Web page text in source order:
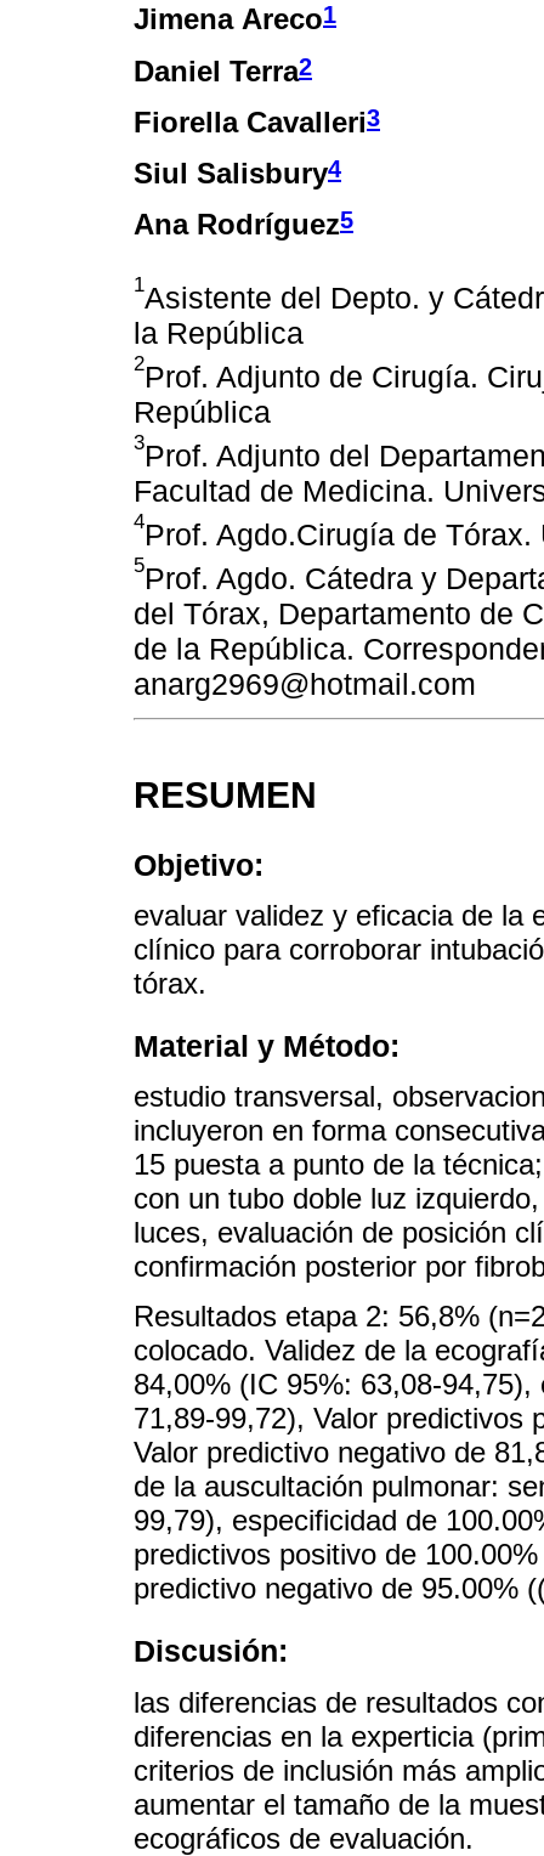
Jimena Areco1
Daniel Terra2
Fiorella Cavalleri3
Siul Salisbury4
Ana Rodríguez5
1Asistente del Depto. y
la República
2Prof. Adjunto de Cirugía.
República
3Prof. Adjunto del
Facultad de Medicina.
4Prof. Agdo.Cirugía de
5Prof. Agdo. Cátedra y
del Tórax, Departamento de
de la República.
anarg2969@hotmail.com
RESUMEN
Objetivo:
evaluar validez y eficacia de la
clínico para corroborar
tórax.
Material y Método:
estudio transversal,
incluyeron en forma
15 puesta a punto de la
con un tubo doble luz
luces, evaluación de posición
confirmación posterior por
Resultados etapa 2: 56,8%
colocado. Validez de la
84,00% (IC 95%: 63,08-
71,89-99,72), Valor predictivos
Valor predictivo negativo de
de la auscultación pulmonar:
99,79), especificidad de
predictivos positivo de
predictivo negativo de 95.00%
Discusión:
las diferencias de resultados
diferencias en la experticia
criterios de inclusión más
aumentar el tamaño de la
ecográficos de evaluación.